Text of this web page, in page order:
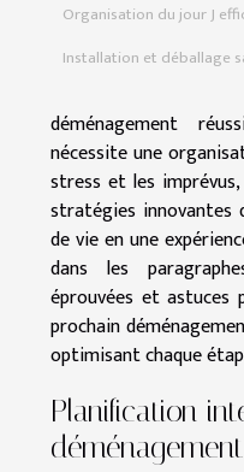
Organisation du jour J
Installation et déballage
déménagement
nécessite une
stress et les
stratégies
de vie en une
dans les
éprouvées et
prochain
optimisant chaque
Planification
déménagement